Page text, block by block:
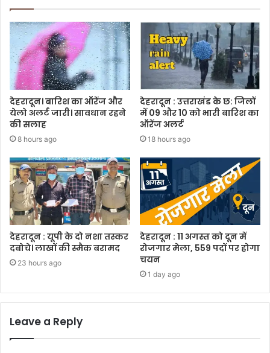
देहरादून। बारिश का ऑरेंज और
येलो अलर्ट जारी। सावधान रहने
की सलाह
8 hours ago
देहरादून : उत्तराखंड के छ: जिलों
में 09 और 10 को भारी बारिश का
ऑरेंज अलर्ट
18 hours ago
देहरादून : यूपी के दो नशा तस्कर
दबोचे। लाखों की स्मैक बरामद
23 hours ago
देहरादून : 11 अगस्त को दून में
रोजगार मेला, 559 पदों पर होगा
चयन
1 day ago
Leave a Reply